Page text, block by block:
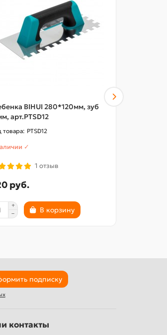
BIHUI 280*120мм, зуб
арт.PTSD12
PTSD12
✓
1 отзыв
руб.
В корзину
подписку
контакты